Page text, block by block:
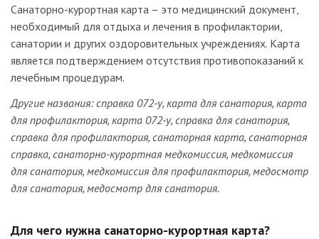
Санаторно-курортная карта – это медицинский документ,
необходимый для отдыха и лечения в профилактории,
санатории и других оздоровительных учреждениях. Карта
является подтверждением отсутствия противопоказаний к
лечебным процедурам.
Другие названия: справка 072-у, карта для санатория, карта
для профилактория, карта 072-у, справка для санатория,
справка для профилактория, санаторная карта, санаторная
справка, санаторно-курортная медкомиссия, медкомиссия
для санатория, медкомиссия для профилактория, медосмотр
для санатория, медосмотр для санатория.
Для чего нужна санаторно-курортная карта?